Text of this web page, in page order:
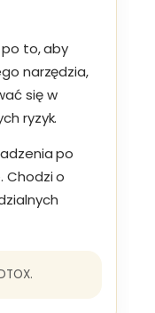
po to, aby
narzędzia,
się w
ryzyk.
po
Chodzi o